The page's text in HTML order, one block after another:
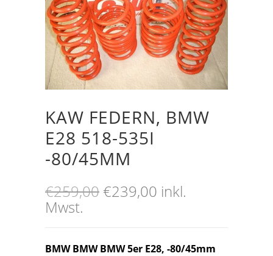
KAW FEDERN, BMW
E28 518-535I
-80/45MM
€259,00 Ursprünglicher
€239,00 Aktueller
inkl.
Mwst.
BMWBMW BMW 5er E28, -80/45mm